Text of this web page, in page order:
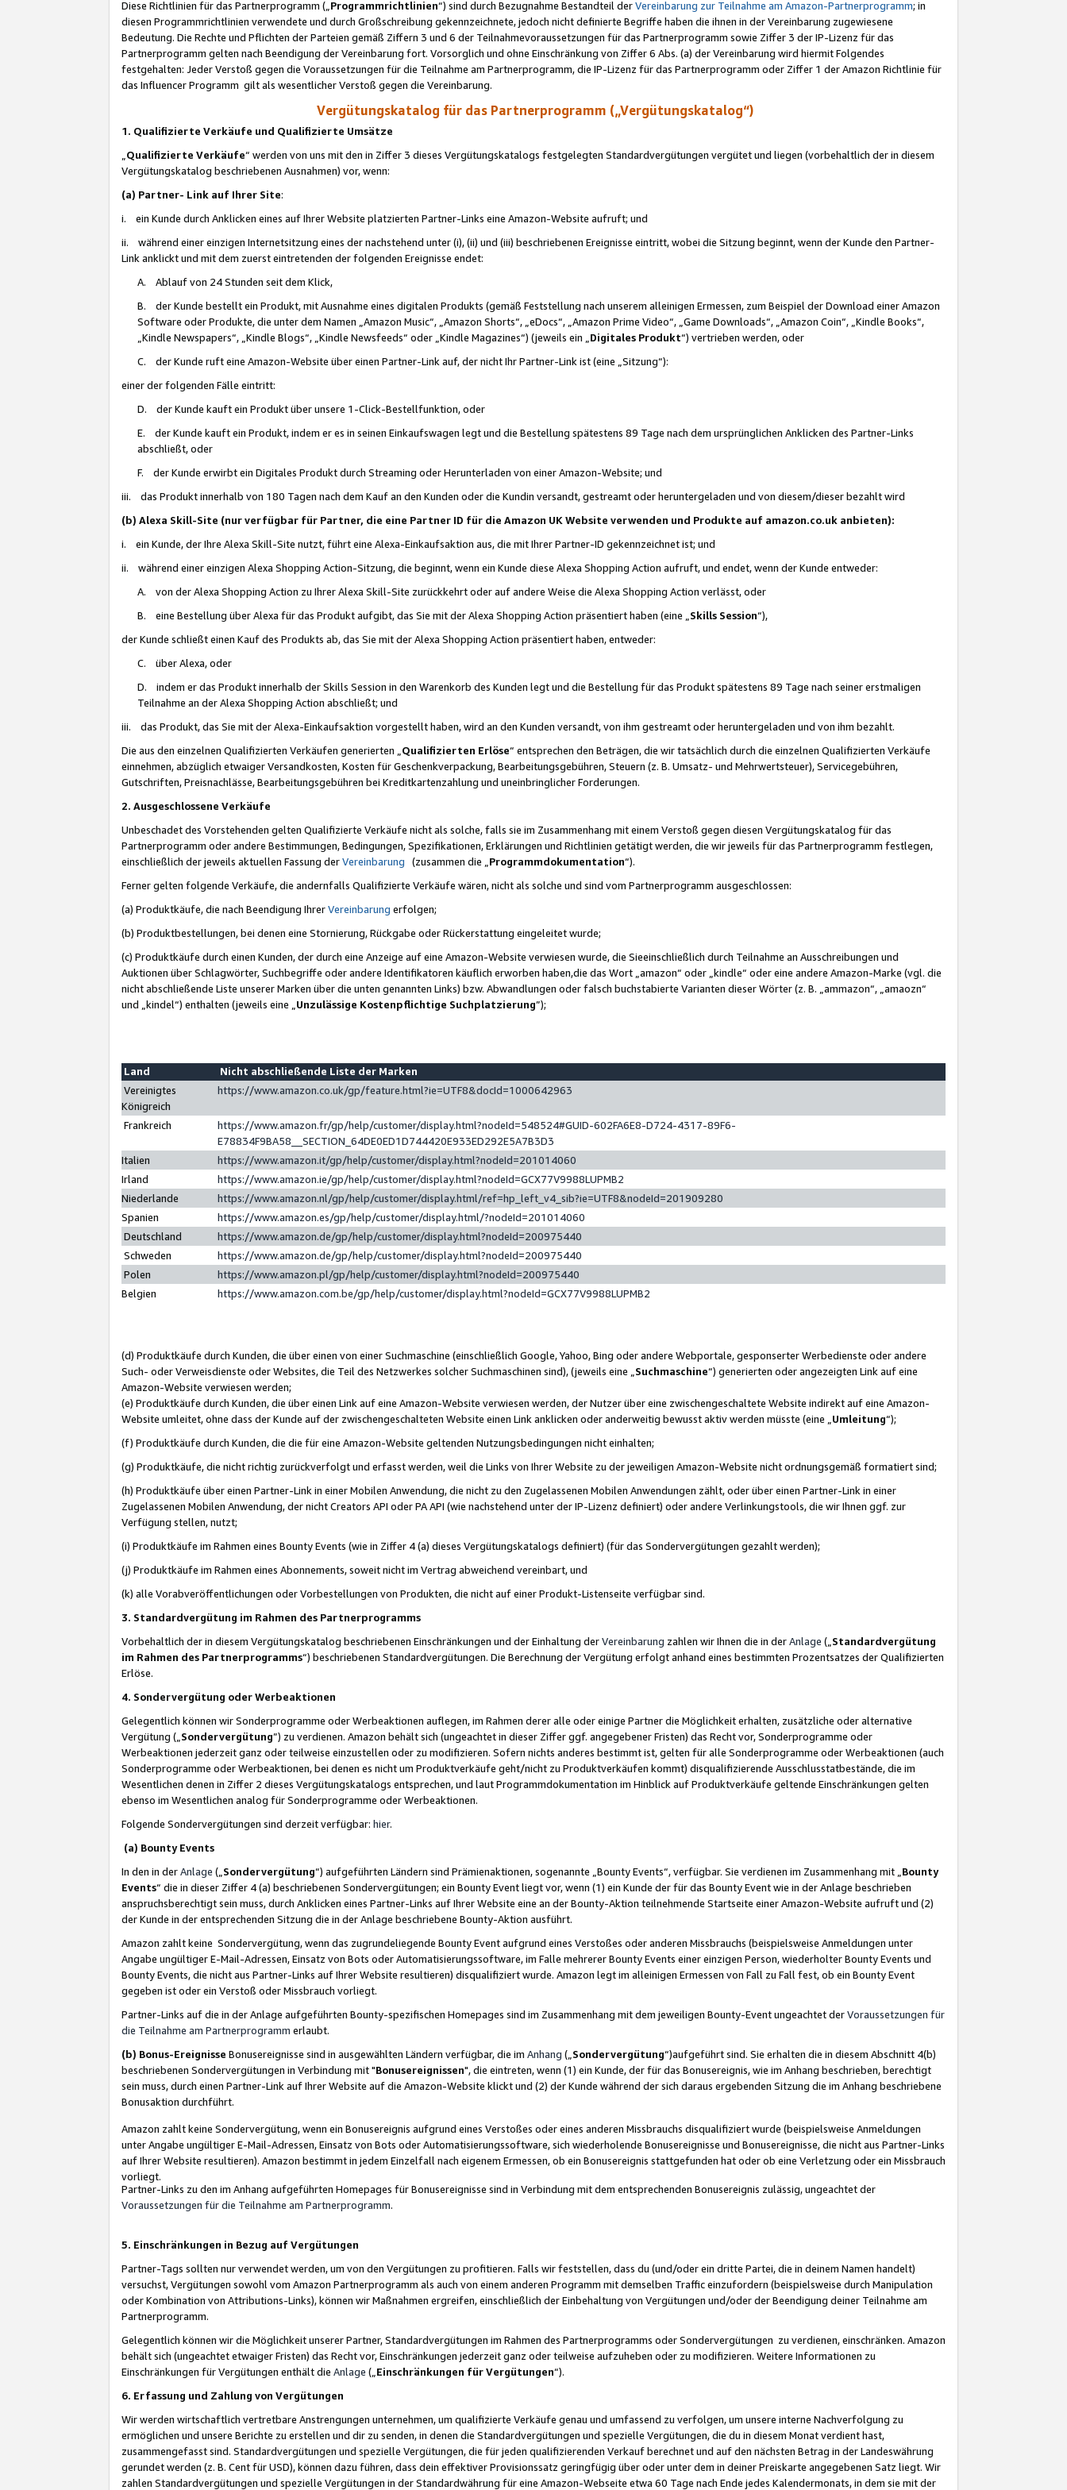
Diese Richtlinien für das Partnerprogramm („Programmrichtlinien“) sind durch Bezugnahme Bestandteil derVereinbarung zur Teilnahme am Amazon-Partnerprogramm; in
diesen Programmrichtlinien verwendete und durch Großschreibung gekennzeichnete, jedoch nicht definierte Begriffe haben die ihnen in der Vereinbarung zugewiesene
Bedeutung. Die Rechte und Pflichten der Parteien gemäß Ziffern 3 und 6 der Teilnahmevoraussetzungen für das Partnerprogramm sowie Ziffer 3 der IP-Lizenz für das
Partnerprogramm gelten nach Beendigung der Vereinbarung fort. Vorsorglich und ohne Einschränkung von Ziffer 6 Abs. (a) der Vereinbarung wird hiermit Folgendes
festgehalten: Jeder Verstoß gegen die Voraussetzungen für die Teilnahme am Partnerprogramm, die IP-Lizenz für das Partnerprogramm oder Ziffer 1 der Amazon Richtlinie für
das Influencer Programm gilt als wesentlicher Verstoß gegen die Vereinbarung.
Vergütungskatalog für das Partnerprogramm („Vergütungskatalog“)
1. Qualifizierte Verkäufe und Qualifizierte Umsätze
Qualifizierte Verkäufe“ werden von uns mit den in Ziffer 3 dieses Vergütungskatalogs festgelegten Standardvergütungen vergütet und liegen (vorbehaltlich der in diesem
Vergütungskatalog beschriebenen Ausnahmen) vor, wenn:
(a) Partner- Link auf Ihrer Site:
i. ein Kunde durch Anklicken eines auf Ihrer Website platzierten Partner-Links eine Amazon-Website aufruft; und
ii. während einer einzigen Internetsitzung eines der nachstehend unter (i), (ii) und (iii) beschriebenen Ereignisse eintritt, wobei die Sitzung beginnt, wenn der Kunde den Partner-
Link anklickt und mit dem zuerst eintretenden der folgenden Ereignisse endet:
A. Ablauf von 24 Stunden seit dem Klick,
B. der Kunde bestellt ein Produkt, mit Ausnahme eines digitalen Produkts (gemäß Feststellung nach unserem alleinigen Ermessen, zum Beispiel der Download einer Amazon
Software oder Produkte, die unter dem Namen „Amazon Music“, „Amazon Shorts“, „eDocs“, „Amazon Prime Video“, „Game Downloads“, „Amazon Coin“, „Kindle Books“,
„Kindle Newspapers“, „Kindle Blogs“, „Kindle Newsfeeds“ oder „Kindle Magazines“) (jeweils ein „ Digitales Produkt“) vertrieben werden, oder
C. der Kunde ruft eine Amazon-Website über einen Partner-Link auf, der nicht Ihr Partner-Link ist (eine „Sitzung“):
einer der folgenden Fälle eintritt:
D. der Kunde kauft ein Produkt über unsere 1-Click-Bestellfunktion, oder
E. der Kunde kauft ein Produkt, indem er es in seinen Einkaufswagen legt und die Bestellung spätestens 89 Tage nach dem ursprünglichen Anklicken des Partner-Links
abschließt, oder
F. der Kunde erwirbt ein Digitales Produkt durch Streaming oder Herunterladen von einer Amazon-Website; und
iii. das Produkt innerhalb von 180 Tagen nach dem Kauf an den Kunden oder die Kundin versandt, gestreamt oder heruntergeladen und von diesem/dieser bezahlt wird
(b) Alexa Skill-Site (nur verfügbar für Partner, die eine Partner ID für die Amazon UK Website verwenden und Produkte auf amazon.co.uk anbieten):
i. ein Kunde, der Ihre Alexa Skill-Site nutzt, führt eine Alexa-Einkaufsaktion aus, die mit Ihrer Partner-ID gekennzeichnet ist; und
ii. während einer einzigen Alexa Shopping Action-Sitzung, die beginnt, wenn ein Kunde diese Alexa Shopping Action aufruft, und endet, wenn der Kunde entweder:
A. von der Alexa Shopping Action zu Ihrer Alexa Skill-Site zurückkehrt oder auf andere Weise die Alexa Shopping Action verlässt, oder
B. eine Bestellung über Alexa für das Produkt aufgibt, das Sie mit der Alexa Shopping Action präsentiert haben (eine „ Skills Session“),
der Kunde schließt einen Kauf des Produkts ab, das Sie mit der Alexa Shopping Action präsentiert haben, entweder:
C. über Alexa, oder
D. indem er das Produkt innerhalb der Skills Session in den Warenkorb des Kunden legt und die Bestellung für das Produkt spätestens 89 Tage nach seiner erstmaligen
Teilnahme an der Alexa Shopping Action abschließt; und
iii. das Produkt, das Sie mit der Alexa-Einkaufsaktion vorgestellt haben, wird an den Kunden versandt, von ihm gestreamt oder heruntergeladen und von ihm bezahlt.
Die aus den einzelnen Qualifizierten Verkäufen generierten „ Qualifizierten Erlöse“ entsprechen den Beträgen, die wir tatsächlich durch die einzelnen Qualifizierten Verkäufe
einnehmen, abzüglich etwaiger Versandkosten, Kosten für Geschenkverpackung, Bearbeitungsgebühren, Steuern (z. B. Umsatz- und Mehrwertsteuer), Servicegebühren,
Gutschriften, Preisnachlässe, Bearbeitungsgebühren bei Kreditkartenzahlung und uneinbringlicher Forderungen.
2. Ausgeschlossene Verkäufe
Unbeschadet des Vorstehenden gelten Qualifizierte Verkäufe nicht als solche, falls sie im Zusammenhang mit einem Verstoß gegen diesen Vergütungskatalog für das
Partnerprogramm oder andere Bestimmungen, Bedingungen, Spezifikationen, Erklärungen und Richtlinien getätigt werden, die wir jeweils für das Partnerprogramm festlegen,
einschließlich der jeweils aktuellen Fassung derVereinbarung (zusammen die „ Programmdokumentation“).
Ferner gelten folgende Verkäufe, die andernfalls Qualifizierte Verkäufe wären, nicht als solche und sind vom Partnerprogramm ausgeschlossen:
(a) Produktkäufe, die nach Beendigung IhrerVereinbarung erfolgen;
(b) Produktbestellungen, bei denen eine Stornierung, Rückgabe oder Rückerstattung eingeleitet wurde;
(c) Produktkäufe durch einen Kunden, der durch eine Anzeige auf eine Amazon-Website verwiesen wurde, die Sieeinschließlich durch Teilnahme an Ausschreibungen und
Auktionen über Schlagwörter, Suchbegriffe oder andere Identifikatoren käuflich erworben haben,die das Wort „amazon“ oder „kindle“ oder eine andere Amazon-Marke (vgl. die
nicht abschließende Liste unserer Marken über die unten genannten Links) bzw. Abwandlungen oder falsch buchstabierte Varianten dieser Wörter (z. B. „ammazon“, „amaozn“
und „kindel“) enthalten (jeweils eine „ Unzulässige Kostenpflichtige Suchplatzierung”);
Land
Nicht abschließende Liste der Marken
Vereinigtes
Königreich
https://www.amazon.co.uk/gp/feature.html?ie=UTF8&docId=1000642963
Frankreich
https://www.amazon.fr/gp/help/customer/display.html?nodeId=548524#GUID-602FA6E8-D724-4317-89F6-
E78834F9BA58__SECTION_64DE0ED1D744420E933ED292E5A7B3D3
Italien
https://www.amazon.it/gp/help/customer/display.html?nodeId=201014060
Irland
https://www.amazon.ie/gp/help/customer/display.html?nodeId=GCX77V9988LUPMB2
Niederlande
https://www.amazon.nl/gp/help/customer/display.html/ref=hp_left_v4_sib?ie=UTF8&nodeId=201909280
Spanien
https://www.amazon.es/gp/help/customer/display.html/?nodeId=201014060
Deutschland
https://www.amazon.de/gp/help/customer/display.html?nodeId=200975440
Schweden
https://www.amazon.de/gp/help/customer/display.html?nodeId=200975440
Polen
https://www.amazon.pl/gp/help/customer/display.html?nodeId=200975440
Belgien
https://www.amazon.com.be/gp/help/customer/display.html?nodeId=GCX77V9988LUPMB2
(d) Produktkäufe durch Kunden, die über einen von einer Suchmaschine (einschließlich Google, Yahoo, Bing oder andere Webportale, gesponserter Werbedienste oder andere
Such- oder Verweisdienste oder Websites, die Teil des Netzwerkes solcher Suchmaschinen sind), (jeweils eine „ Suchmaschine“) generierten oder angezeigten Link auf eine
Amazon-Website verwiesen werden;
(e) Produktkäufe durch Kunden, die über einen Link auf eine Amazon-Website verwiesen werden, der Nutzer über eine zwischengeschaltete Website indirekt auf eine Amazon-
Website umleitet, ohne dass der Kunde auf der zwischengeschalteten Website einen Link anklicken oder anderweitig bewusst aktiv werden müsste (eine „ Umleitung“);
(f) Produktkäufe durch Kunden, die die für eine Amazon-Website geltenden Nutzungsbedingungen nicht einhalten;
(g) Produktkäufe, die nicht richtig zurückverfolgt und erfasst werden, weil die Links von Ihrer Website zu der jeweiligen Amazon-Website nicht ordnungsgemäß formatiert sind;
(h) Produktkäufe über einen Partner-Link in einer Mobilen Anwendung, die nicht zu den Zugelassenen Mobilen Anwendungen zählt, oder über einen Partner-Link in einer
Zugelassenen Mobilen Anwendung, der nicht Creators API oder PA API (wie nachstehend unter der IP-Lizenz definiert) oder andere Verlinkungstools, die wir Ihnen ggf. zur
Verfügung stellen, nutzt;
(i) Produktkäufe im Rahmen eines Bounty Events (wie in Ziffer 4 (a) dieses Vergütungskatalogs definiert) (für das Sondervergütungen gezahlt werden);
(j) Produktkäufe im Rahmen eines Abonnements, soweit nicht im Vertrag abweichend vereinbart, und
(k) alle Vorabveröffentlichungen oder Vorbestellungen von Produkten, die nicht auf einer Produkt-Listenseite verfügbar sind.
3. Standardvergütung im Rahmen des Partnerprogramms
Vorbehaltlich der in diesem Vergütungskatalog beschriebenen Einschränkungen und der Einhaltung derVereinbarung zahlen wir Ihnen die in derAnlage („ Standardvergütung
im Rahmen des Partnerprogramms“) beschriebenen Standardvergütungen. Die Berechnung der Vergütung erfolgt anhand eines bestimmten Prozentsatzes der Qualifizierten
Erlöse.
4. Sondervergütung oder Werbeaktionen
Gelegentlich können wir Sonderprogramme oder Werbeaktionen auflegen, im Rahmen derer alle oder einige Partner die Möglichkeit erhalten, zusätzliche oder alternative
Vergütung („ Sondervergütung”) zu verdienen. Amazon behält sich (ungeachtet in dieser Ziffer ggf. angegebener Fristen) das Recht vor, Sonderprogramme oder
Werbeaktionen jederzeit ganz oder teilweise einzustellen oder zu modifizieren. Sofern nichts anderes bestimmt ist, gelten für alle Sonderprogramme oder Werbeaktionen (auch
Sonderprogramme oder Werbeaktionen, bei denen es nicht um Produktverkäufe geht/nicht zu Produktverkäufen kommt) disqualifizierende Ausschlusstatbestände, die im
Wesentlichen denen in Ziffer 2 dieses Vergütungskatalogs entsprechen, und laut Programmdokumentation im Hinblick auf Produktverkäufe geltende Einschränkungen gelten
ebenso im Wesentlichen analog für Sonderprogramme oder Werbeaktionen.
Folgende Sondervergütungen sind derzeit verfügbar: hier.
(a) Bounty Events
In den in derAnlage („ Sondervergütung“) aufgeführten Ländern sind Prämienaktionen, sogenannte „Bounty Events“, verfügbar. Sie verdienen im Zusammenhang mit „ Bounty
Events“ die in dieser Ziffer 4 (a) beschriebenen Sondervergütungen; ein Bounty Event liegt vor, wenn (1) ein Kunde der für das Bounty Event wie in der Anlage beschrieben
anspruchsberechtigt sein muss, durch Anklicken eines Partner-Links auf Ihrer Website eine an der Bounty-Aktion teilnehmende Startseite einer Amazon-Website aufruft und (2)
der Kunde in der entsprechenden Sitzung die in der Anlage beschriebene Bounty-Aktion ausführt.
Amazon zahlt keine Sondervergütung, wenn das zugrundeliegende Bounty Event aufgrund eines Verstoßes oder anderen Missbrauchs (beispielsweise Anmeldungen unter
Angabe ungültiger E-Mail-Adressen, Einsatz von Bots oder Automatisierungssoftware, im Falle mehrerer Bounty Events einer einzigen Person, wiederholter Bounty Events und
Bounty Events, die nicht aus Partner-Links auf Ihrer Website resultieren) disqualifiziert wurde. Amazon legt im alleinigen Ermessen von Fall zu Fall fest, ob ein Bounty Event
gegeben ist oder ein Verstoß oder Missbrauch vorliegt.
Partner-Links auf die in der Anlage aufgeführten Bounty-spezifischen Homepages sind im Zusammenhang mit dem jeweiligen Bounty-Event ungeachtet derVoraussetzungen für
die Teilnahme am Partnerprogramm erlaubt.
(b) Bonus-Ereignisse Bonusereignisse sind in ausgewählten Ländern verfügbar, die im Anhang („ Sondervergütung“)aufgeführt sind. Sie erhalten die in diesem Abschnitt 4(b)
beschriebenen Sondervergütungen in Verbindung mit "Bonusereignissen", die eintreten, wenn (1) ein Kunde, der für das Bonusereignis, wie im Anhang beschrieben, berechtigt
sein muss, durch einen Partner-Link auf Ihrer Website auf die Amazon-Website klickt und (2) der Kunde während der sich daraus ergebenden Sitzung die im Anhang beschriebene
Bonusaktion durchführt.
Amazon zahlt keine Sondervergütung, wenn ein Bonusereignis aufgrund eines Verstoßes oder eines anderen Missbrauchs disqualifiziert wurde (beispielsweise Anmeldungen
unter Angabe ungültiger E-Mail-Adressen, Einsatz von Bots oder Automatisierungssoftware, sich wiederholende Bonusereignisse und Bonusereignisse, die nicht aus Partner-Links
auf Ihrer Website resultieren). Amazon bestimmt in jedem Einzelfall nach eigenem Ermessen, ob ein Bonusereignis stattgefunden hat oder ob eine Verletzung oder ein Missbrauch
vorliegt.
Partner-Links zu den im Anhang aufgeführten Homepages für Bonusereignisse sind in Verbindung mit dem entsprechenden Bonusereignis zulässig, ungeachtet der
Voraussetzungen für die Teilnahme am Partnerprogramm.
5. Einschränkungen in Bezug auf Vergütungen
Partner-Tags sollten nur verwendet werden, um von den Vergütungen zu profitieren. Falls wir feststellen, dass du (und/oder ein dritte Partei, die in deinem Namen handelt)
versuchst, Vergütungen sowohl vom Amazon Partnerprogramm als auch von einem anderen Programm mit demselben Traffic einzufordern (beispielsweise durch Manipulation
oder Kombination von Attributions-Links), können wir Maßnahmen ergreifen, einschließlich der Einbehaltung von Vergütungen und/oder der Beendigung deiner Teilnahme am
Partnerprogramm.
Gelegentlich können wir die Möglichkeit unserer Partner, Standardvergütungen im Rahmen des Partnerprogramms oder Sondervergütungen zu verdienen, einschränken. Amazon
behält sich (ungeachtet etwaiger Fristen) das Recht vor, Einschränkungen jederzeit ganz oder teilweise aufzuheben oder zu modifizieren. Weitere Informationen zu
Einschränkungen für Vergütungen enthält die Anlage („ Einschränkungen für Vergütungen“).
6. Erfassung und Zahlung von Vergütungen
Wir werden wirtschaftlich vertretbare Anstrengungen unternehmen, um qualifizierte Verkäufe genau und umfassend zu verfolgen, um unsere interne Nachverfolgung zu
ermöglichen und unsere Berichte zu erstellen und dir zu senden, in denen die Standardvergütungen und spezielle Vergütungen, die du in diesem Monat verdient hast,
zusammengefasst sind. Standardvergütungen und spezielle Vergütungen, die für jeden qualifizierenden Verkauf berechnet und auf den nächsten Betrag in der Landeswährung
gerundet werden (z. B. Cent für USD), können dazu führen, dass dein effektiver Provisionssatz geringfügig über oder unter dem in deiner Preiskarte angegebenen Satz liegt. Wir
zahlen Standardvergütungen und spezielle Vergütungen in der Standardwährung für eine Amazon-Webseite etwa 60 Tage nach Ende jedes Kalendermonats, in dem sie mit der